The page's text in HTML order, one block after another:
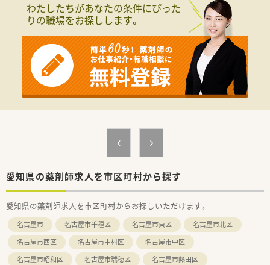
わたしたちがあなたの条件にぴった
りの職場をお探しします。
愛知県の薬剤師求人を市区町村から探す
愛知県の薬剤師求人を市区町村からお探しいただけます。
名古屋市 名古屋市千種区 名古屋市東区
名古屋市北区
名古屋市西区
名古屋市中村区
名古屋市中区
名古屋市昭和区
名古屋市瑞穂区
名古屋市熱田区